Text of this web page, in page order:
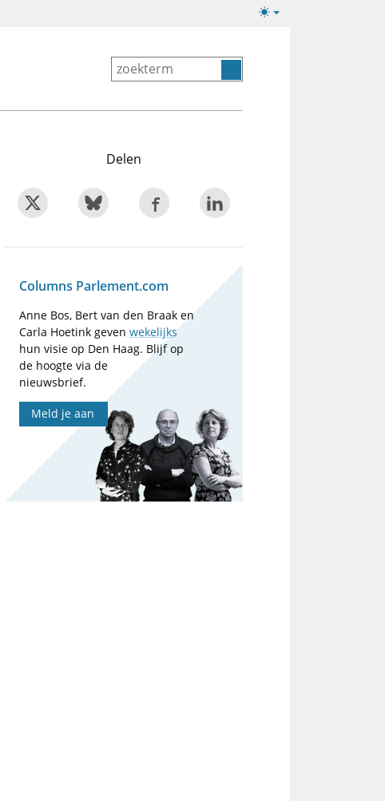
Lichte/donkere
Delen
Columns Parlement.com
Anne Bos, Bert van den Braak en
Carla Hoetink gevenwekelijks
hun visie op Den Haag. Blijf op
de hoogte via de
nieuwsbrief.
Meld je aan